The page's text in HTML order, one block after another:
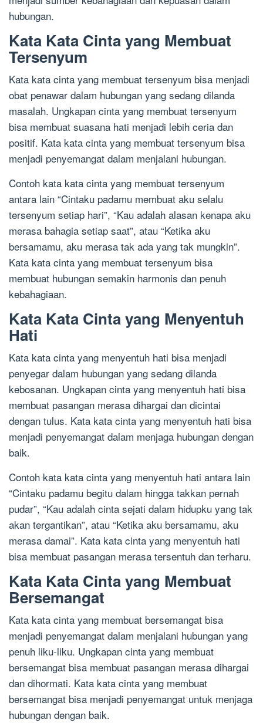
hubungan.
Kata Kata Cinta yang Membuat
Tersenyum
Kata kata cinta yang membuat tersenyum bisa menjadi
obat penawar dalam hubungan yang sedang dilanda
masalah. Ungkapan cinta yang membuat tersenyum
bisa membuat suasana hati menjadi lebih ceria dan
positif. Kata kata cinta yang membuat tersenyum bisa
menjadi penyemangat dalam menjalani hubungan.
Contoh kata kata cinta yang membuat tersenyum
antara lain “Cintaku padamu membuat aku selalu
tersenyum setiap hari”, “Kau adalah alasan kenapa aku
merasa bahagia setiap saat”, atau “Ketika aku
bersamamu, aku merasa tak ada yang tak mungkin”.
Kata kata cinta yang membuat tersenyum bisa
membuat hubungan semakin harmonis dan penuh
kebahagiaan.
Kata Kata Cinta yang Menyentuh
Hati
Kata kata cinta yang menyentuh hati bisa menjadi
penyegar dalam hubungan yang sedang dilanda
kebosanan. Ungkapan cinta yang menyentuh hati bisa
membuat pasangan merasa dihargai dan dicintai
dengan tulus. Kata kata cinta yang menyentuh hati bisa
menjadi penyemangat dalam menjaga hubungan dengan
baik.
Contoh kata kata cinta yang menyentuh hati antara lain
“Cintaku padamu begitu dalam hingga takkan pernah
pudar”, “Kau adalah cinta sejati dalam hidupku yang tak
akan tergantikan”, atau “Ketika aku bersamamu, aku
merasa damai”. Kata kata cinta yang menyentuh hati
bisa membuat pasangan merasa tersentuh dan terharu.
Kata Kata Cinta yang Membuat
Bersemangat
Kata kata cinta yang membuat bersemangat bisa
menjadi penyemangat dalam menjalani hubungan yang
penuh liku-liku. Ungkapan cinta yang membuat
bersemangat bisa membuat pasangan merasa dihargai
dan dihormati. Kata kata cinta yang membuat
bersemangat bisa menjadi penyemangat untuk menjaga
hubungan dengan baik.